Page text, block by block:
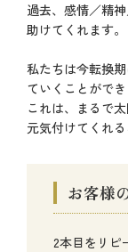
過去、感情／精
助けてくれます。
私たちは今転換
ていくことができ
これは、まるで
元気付けてくれる
お客様
2本目をリピ